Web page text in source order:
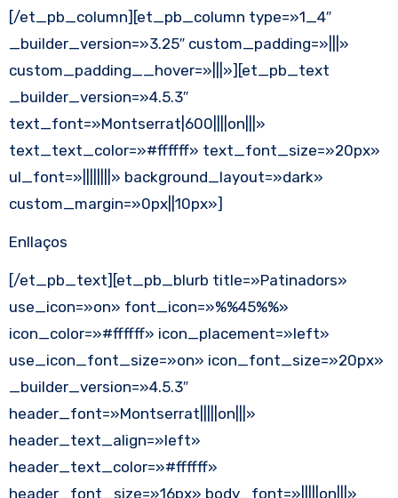
[/et_pb_column][et_pb_column type=»1_4″
_builder_version=»3.25″ custom_padding=»|||»
custom_padding__hover=»|||»][et_pb_text
_builder_version=»4.5.3″
text_font=»Montserrat|600||||on|||»
text_text_color=»#ffffff» text_font_size=»20px»
ul_font=»||||||||» background_layout=»dark»
custom_margin=»0px||10px»]
Enllaços
[/et_pb_text][et_pb_blurb title=»Patinadors»
use_icon=»on» font_icon=»%%45%%»
icon_color=»#ffffff» icon_placement=»left»
use_icon_font_size=»on» icon_font_size=»20px»
_builder_version=»4.5.3″
header_font=»Montserrat|||||on|||»
header_text_align=»left»
header_text_color=»#ffffff»
header_font_size=»16px» body_font=»|||||on|||»